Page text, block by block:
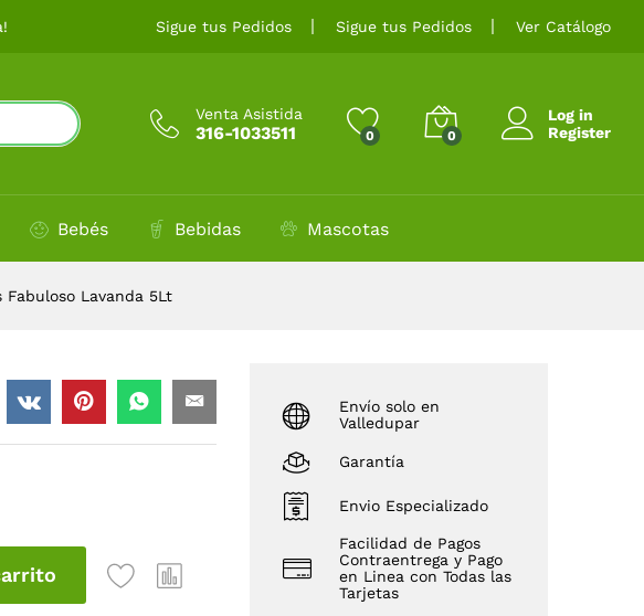
Sigue tus Pedidos Sigue tus Pedidos Ver Catálogo
Venta Asistida
316-1033511 0 0
Log in
Register
Bebés Bebidas Mascotas
Fabuloso Lavanda 5Lt
Envío solo en
Valledupar
Garantía
Envio Especializado
Facilidad de Pagos
Contraentrega y Pago
en Linea con Todas las
Tarjetas
$29.000 Añadir al carrito